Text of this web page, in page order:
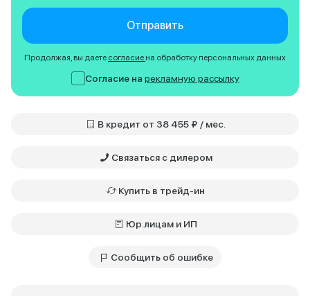
Отправить
Продолжая, вы даете согласие на обработку персональных данных
Согласие на рекламную рассылку
В кредит от 38 455 ₽ / мес.
Связаться с дилером
Купить в трейд-ин
Юр.лицам и ИП
Сообщить об ошибке